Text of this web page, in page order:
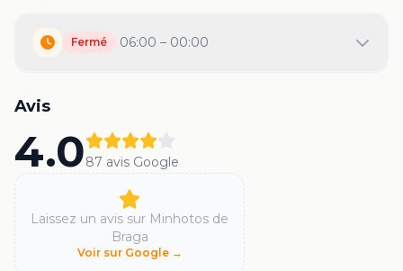
Fermé 06:00 – 00:00
Avis
4.087 avis Google
Laissez un avis sur Minhotos de
Braga
Voir sur Google →